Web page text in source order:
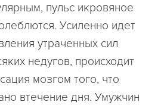
пульс икровяное
Усиленно идет
утраченных сил
недугов, происходит
мозгом того, что
втечение дня. Умужчин